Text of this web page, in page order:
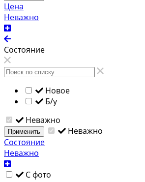
Цена
Неважно
Состояние
Новое
Б/у
Неважно
Применить
Неважно
Состояние
Неважно
С фото